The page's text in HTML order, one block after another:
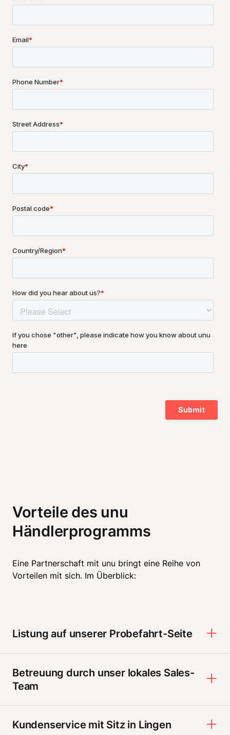
Vorteile des unu
Händlerprogramms
Eine Partnerschaft mit unu bringt eine Reihe von
Vorteilen mit sich. Im Überblick:
Listung auf unserer Probefahrt-Seite
Betreuung durch unser lokales Sales-
Team
Kundenservice mit Sitz in Lingen